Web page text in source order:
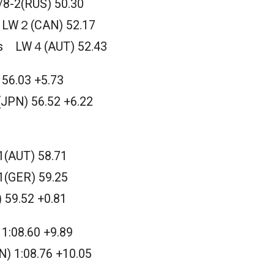
2(RUS) 50.30
２(CAN) 52.17
LW４(AUT) 52.43
+5.73
56.52 +6.22
58.71
59.25
+0.81
+9.89
1:08.76 +10.05